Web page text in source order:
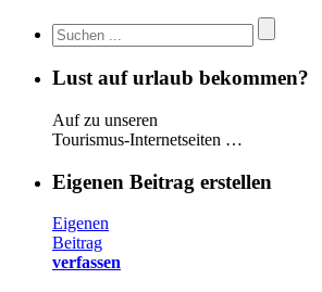
Lust auf urlaub bekommen?
Auf zu unseren
Tourismus-Internetseiten …
Eigenen Beitrag erstellen
Eigenen
Beitrag
verfassen